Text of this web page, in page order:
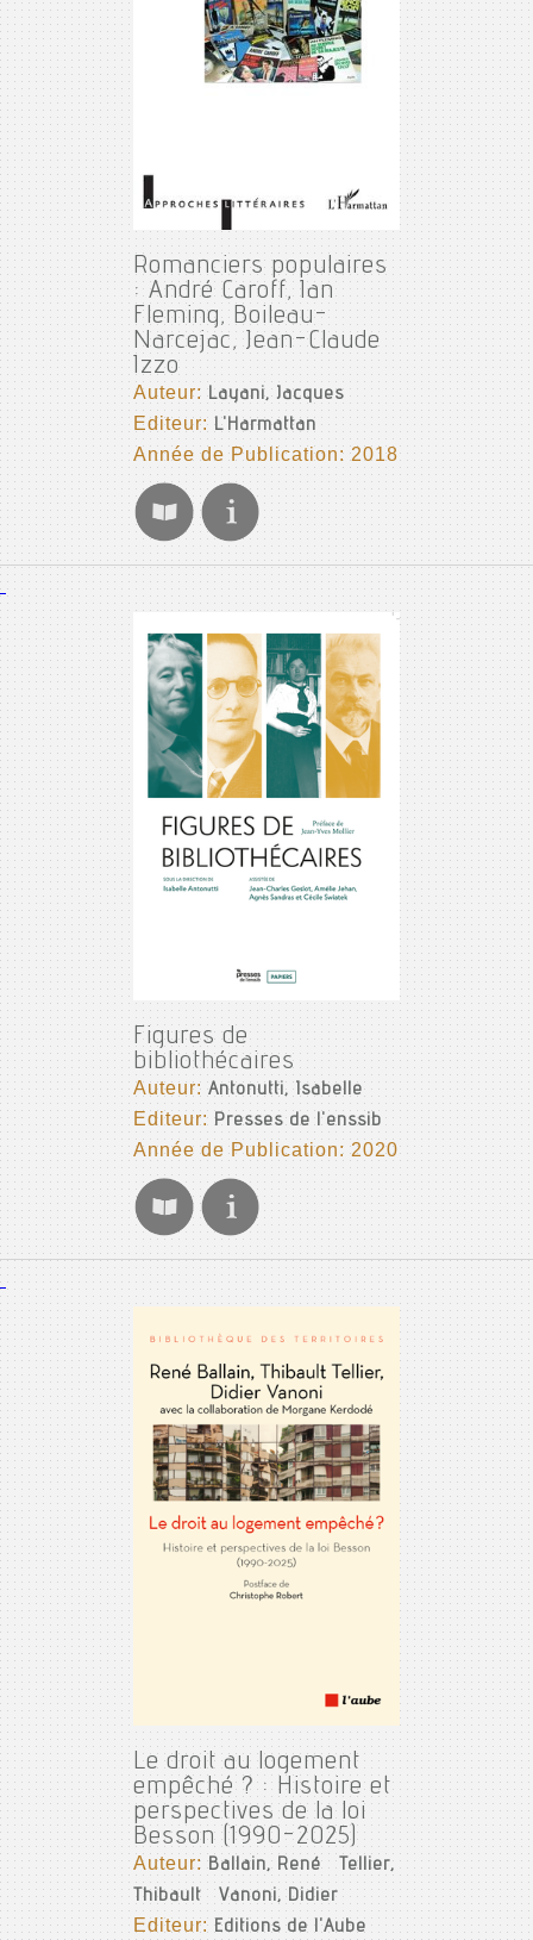
Romanciers populaires
: André Caroff, Ian
Fleming, Boileau-
Narcejac, Jean-Claude
Izzo
Auteur:Layani, Jacques
Editeur: L'Harmattan
Année de Publication: 2018
Figures de
bibliothécaires
Auteur:Antonutti, Isabelle
Editeur: Presses de l'enssib
Année de Publication: 2020
Le droit au logement
empêché ? : Histoire et
perspectives de la loi
Besson (1990-2025)
Auteur:Ballain, René
Tellier,
Thibault
Vanoni, Didier
Editeur: Editions de l'Aube